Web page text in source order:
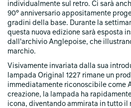
individualmente sul retro. Ci sarà
90° anniversario appositamente
gradini della base. Durante la
questa nuova edizione sarà esposta
dall'archivio Anglepoise, che
marchio.
Visivamente invariata dalla sua
lampada Original 1227 rimane un
immediatamente riconoscibile come
creazione, la lampada ha
icona, diventando ammirata in tutto il